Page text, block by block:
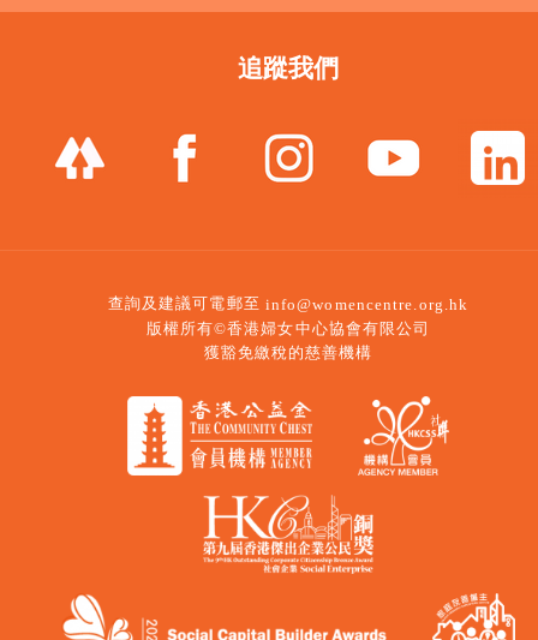
追蹤我們
查詢及建議可電郵至 info@womencentre.org.hk
版權所有©香港婦女中心協會有限公司
獲豁免繳稅的慈善機構